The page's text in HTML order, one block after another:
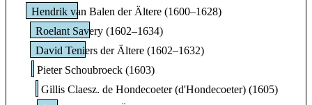
Hendrik van Balen der Ältere (1600–1628)
Roelant Savery (1602–1634)
David Teniers der Ältere (1602–1632)
Pieter Schoubroeck (1603)
Gillis Claesz. de Hondecoeter (d'Hondecoeter) (1605)